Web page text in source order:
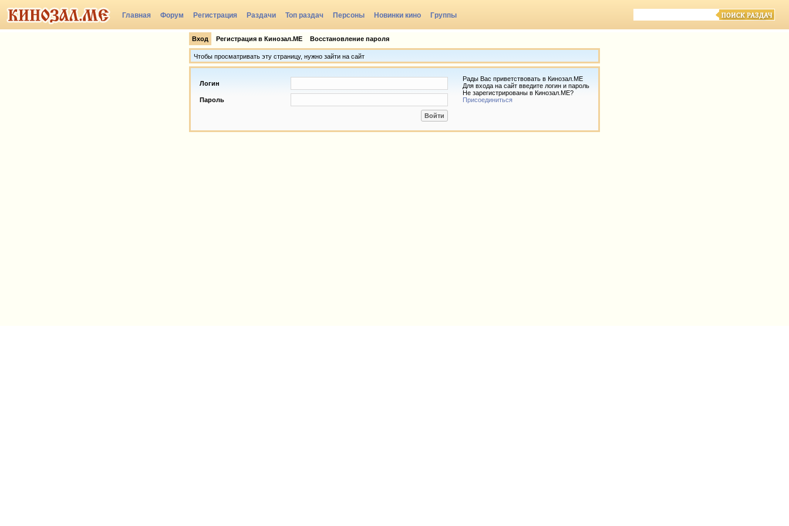
Главная Форум Регистрация Раздачи Топ раздач Персоны Новинки кино Группы
Вход Регистрация в Кинозал.МЕ Восстановление пароля
Чтобы просматривать эту страницу, нужно зайти на сайт
Логин
Пароль
Рады Вас приветствовать в Кинозал.МЕ
Для входа на сайт введите логин и пароль
Не зарегистрированы в Кинозал.МЕ?
Присоединиться